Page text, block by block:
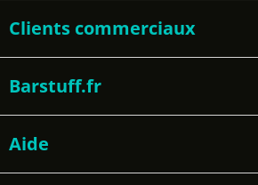
Clients commerciaux
Barstuff.fr
Aide